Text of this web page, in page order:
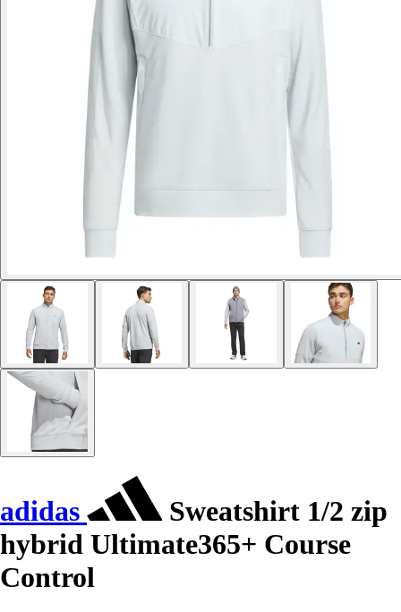
adidas
Sweatshirt 1/2 zip
hybrid Ultimate365+ Course
Control